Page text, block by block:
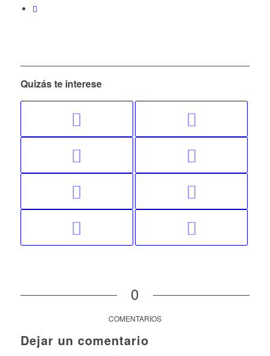
Quizás te interese
0
COMENTARIOS
Dejar un comentario